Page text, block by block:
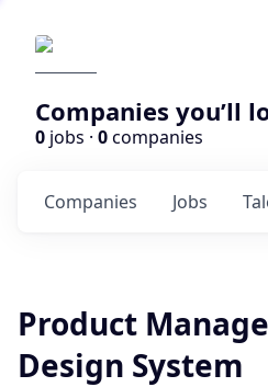
Companies you’ll
0 jobs · 0companies
Jobs
Companies
Product
Design System